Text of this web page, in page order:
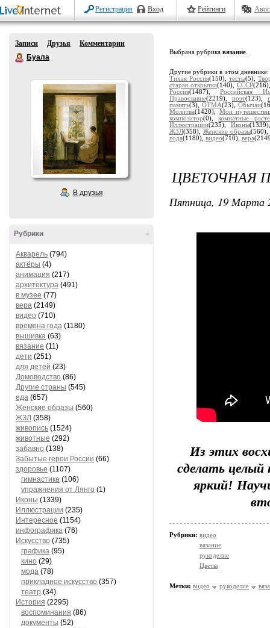
Регистрация Вход Рейтинги
Записи Друзья
Комментарии
Буала
В друзья
-
Рубрики
Акварель (794)
актёры (4)
анимация (217)
архитектура (491)
в музее (77)
вера (2149)
видео (710)
времена года (1180)
вышивка (63)
вязание (11)
дети (251)
для детей (23)
Домоводство (86)
Другие страны (545)
еда (657)
Женские образы (560)
ЖЗЛ (358)
живопись (1524)
животные (292)
забавно (138)
Забытые герои России (66)
здоровье (1107)
гимнастика (106)
упражнения от Лянго (1)
Иконы (1339)
Иллюстрации (235)
Интересное (1154)
инфографика (76)
Искусство (735)
графика (95)
кино (29)
мода (78)
прикладное искусство (357)
театр (34)
История (2295)
воспоминания (86)
документы (52)
Выбрана рубрика вязание
Другие рубрики в этом дневнике:
Тихая Россия(150), тесты(5),
старая открытка(140),СССР
Россия(1487),Российская
Православие(2219), поэт(123),
память(3),ОТМА(23),Обычаи
Молитва(1420), Мои
композитор(0),комнатные
Иллюстрации(235), Иконы
ЖЗЛ(358), Женские образы(560),
года(1180), видео(710), вера
ЦВЕТОЧНАЯ
Пятница, 19 Марта
Из этих
сделать
яркий!
Рубрики: видео
вязание
рукоделие
Цветы
Метки: видео рукоделие